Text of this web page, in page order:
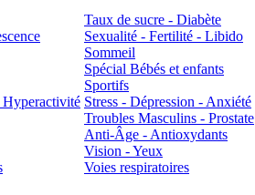
Taux de sucre - Diabète
Sexualité - Fertilité - Libido
Sommeil
Spécial Bébés et enfants
Sportifs
Stress - Dépression - Anxiété
Troubles Masculins - Prostate
Anti-Âge - Antioxydants
Vision - Yeux
Voies respiratoires